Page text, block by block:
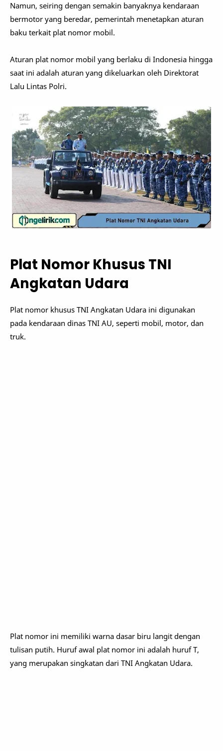
Namun, seiring dengan semakin banyaknya kendaraan
bermotor yang beredar, pemerintah menetapkan aturan
baku terkait plat nomor mobil.
Aturan plat nomor mobil yang berlaku di Indonesia hingga
saat ini adalah aturan yang dikeluarkan oleh Direktorat
Lalu Lintas Polri.
Plat Nomor Khusus TNI
Angkatan Udara
Plat nomor khusus TNI Angkatan Udara ini digunakan
pada kendaraan dinas TNI AU, seperti mobil, motor, dan
truk.
Plat nomor ini memiliki warna dasar biru langit dengan
tulisan putih. Huruf awal plat nomor ini adalah huruf T,
yang merupakan singkatan dari TNI Angkatan Udara.